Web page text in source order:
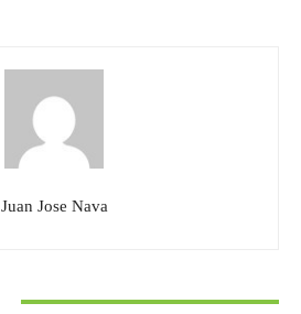
Juan Jose Nava